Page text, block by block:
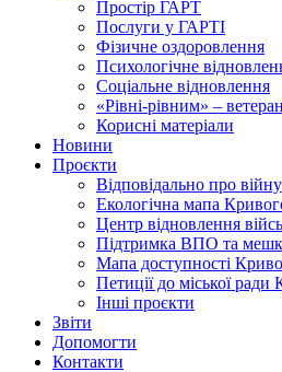
Простір ГАРТ
Послуги у ГАРТІ
Фізичне оздоровлення
Психологічне
Соціальне відновлення
«Рівні-рівним» –
Корисні матеріали
Новини
Проєкти
Відповідально про війну
Екологічна мапа
Центр відновлення
Підтримка ВПО та
Мапа доступності
Петиції до міської
Інші проєкти
Звіти
Допомогти
Контакти